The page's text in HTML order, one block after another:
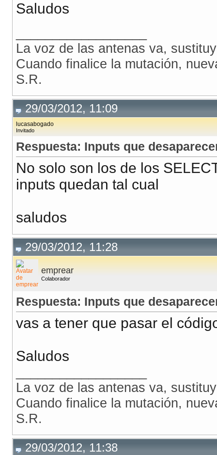
Saludos
La voz de las antenas va,
Cuando finalice la mutación,
S.R.
29/03/2012, 11:09
lucasabogado
Invitado
Respuesta: Inputs que
No solo son los de los
inputs quedan tal cual
saludos
29/03/2012, 11:28
emprear
Colaborador
Respuesta: Inputs que
vas a tener que pasar el
Saludos
La voz de las antenas va,
Cuando finalice la mutación,
S.R.
29/03/2012, 11:38